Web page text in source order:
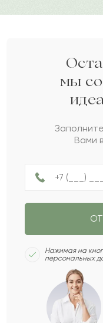
Б
Айбиби
Суйеу
Мубарак
Д Данила
Парасат
мы
Вами
Нажимая на
персональных